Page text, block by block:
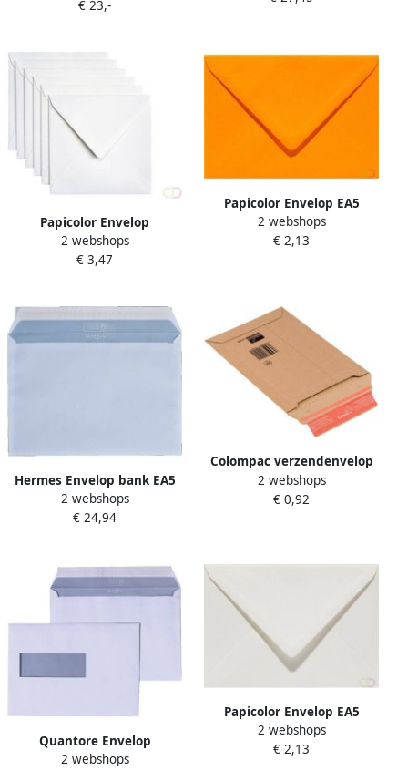
4X11links 500 stuks
€ 23,-
Papicolor Envelop
140x140mm metallic
parelwit pak Ã 6 stuks
2 webshops
€ 3,47
Papicolor Envelop EA5
156x220mm oranje pak Ã 6
stuks
2 webshops
€ 2,13
Hermes Envelop bank EA5
156x220mm zelfklevend wit
doos Ã 500 stuks
2 webshops
€ 24,94
Colompac verzendenvelop
CP010 ft 18 5 x 27 x 5 cm
bruin
2 webshops
€ 0,92
Quantore Envelop
156x220mm venster
2 webshops
Papicolor Envelop EA5
156x220mm anjerwit pak Ã
6 stuks
2 webshops
€ 2,13